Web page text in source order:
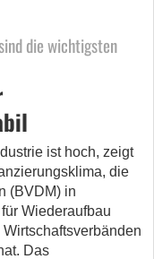
die wichtigsten
ist hoch, zeigt
die
(BVDM) in
Wiederaufbau
Das